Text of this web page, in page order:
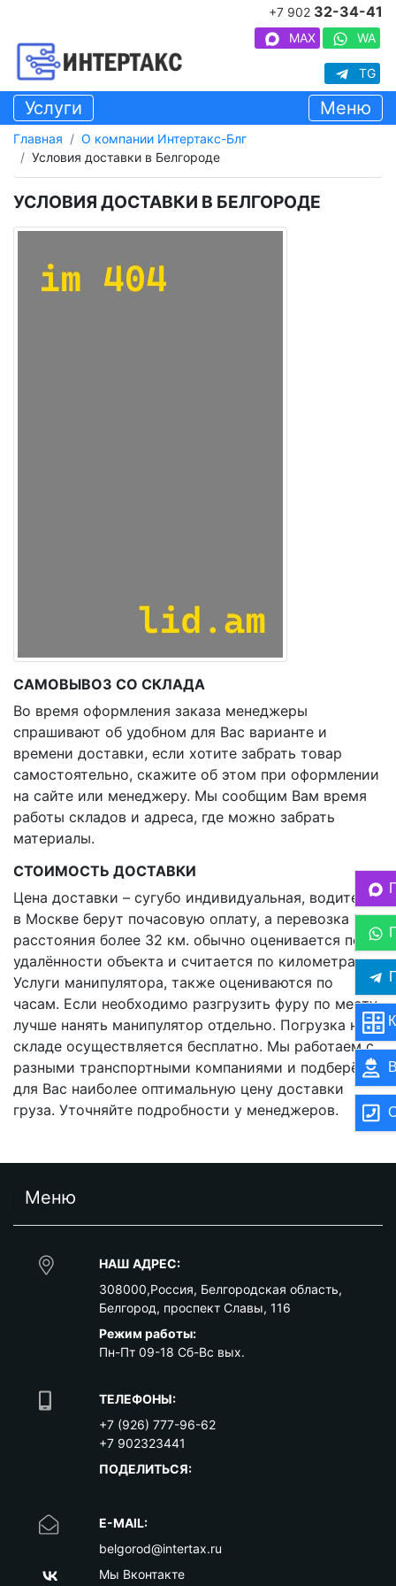
+7 902 32-34-41
MAX WA
TG
Услуги Меню
Главная
О компании Интертакс-Блг
Условия доставки в Белгороде
УСЛОВИЯ ДОСТАВКИ В БЕЛГОРОДЕ
САМОВЫВОЗ СО СКЛАДА
Во время оформления заказа менеджеры
спрашивают об удобном для Вас варианте и
времени доставки, если хотите забрать товар
самостоятельно, скажите об этом при оформлении
на сайте или менеджеру. Мы сообщим Вам время
работы складов и адреса, где можно забрать
материалы.
СТОИМОСТЬ ДОСТАВКИ
Цена доставки – сугубо индивидуальная, водители
в Москве берут почасовую оплату, а перевозка на
расстояния более 32 км. обычно оценивается по
удалённости объекта и считается по километрам.
Услуги манипулятора, также оцениваются по
часам. Если необходимо разгрузить фуру по месту,
лучше нанять манипулятор отдельно. Погрузка на
складе осуществляется бесплатно. Мы работаем с
разными транспортными компаниями и подберём
для Вас наиболее оптимальную цену доставки
груза. Уточняйте подробности у менеджеров.
Меню
НАШ АДРЕС:
308000,Россия, Белгородская область,
Белгород, проспект Славы, 116
Режим работы:
Пн-Пт 09-18 Сб-Вс вых.
ТЕЛЕФОНЫ:
+7 (926) 777-96-62
+7 902323441
ПОДЕЛИТЬСЯ:
E-MAIL:
belgorod@intertax.ru
Мы Вконтакте